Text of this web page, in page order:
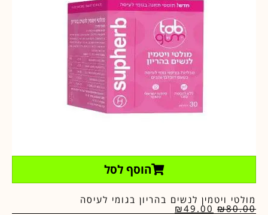
הוסף לסל
מולטי ויטמין לנשים בהריון בגומי לעיסה
₪80.00
₪49.00